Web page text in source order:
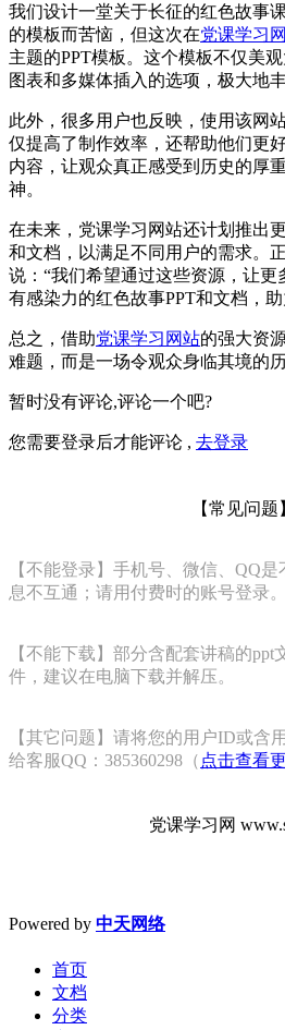
我们设计一堂关于长征的红色故事
的模板而苦恼，但这次在党课学习
主题的PPT模板。这个模板不仅美
图表和多媒体插入的选项，极大地
此外，很多用户也反映，使用该网
仅提高了制作效率，还帮助他们更
内容，让观众真正感受到历史的厚
神。
在未来，党课学习网站还计划推出
和文档，以满足不同用户的需求。
说：“我们希望通过这些资源，让更
有感染力的红色故事PPT和文档，
总之，借助党课学习网站的强大资
难题，而是一场令观众身临其境的历
暂时没有评论,评论一个吧?
您需要登录后才能评论 , 去登录
【常见问题
【不能登录】手机号、微信、QQ
息不互通；请用付费时的账号登录。
【不能下载】部分含配套讲稿的ppt
件，建议在电脑下载并解压。
【其它问题】请将您的用户ID或含
给客服QQ：385360298（ 点击查看
党课学习网
Powered by 中天网络
首页
文档
分类